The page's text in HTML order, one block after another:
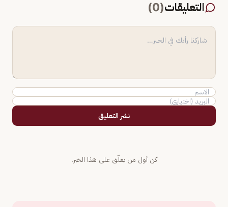
التعليقات(
0
)
نشر التعليق
كن أول من يعلّق على هذا الخبر.